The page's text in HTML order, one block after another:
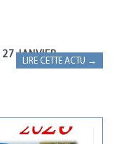
27 JANVIER
LIRE CETTE ACTU →